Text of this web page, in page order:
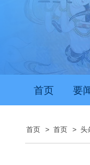
首页 要
首页 > 首页 > 头